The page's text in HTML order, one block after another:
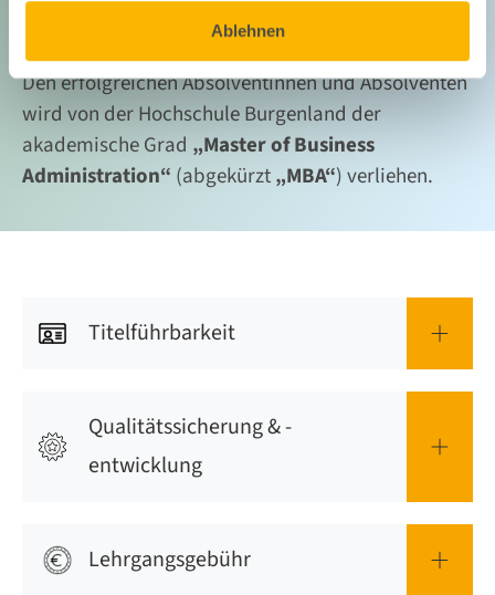
Ablehnen
Den erfolgreichen Absolventinnen und Absolventen
wird von der Hochschule Burgenland der
akademische Grad „Master of Business
Administration“ (abgekürzt„MBA“) verliehen.
Titelführbarkeit
Qualitätssicherung & -
entwicklung
Lehrgangsgebühr